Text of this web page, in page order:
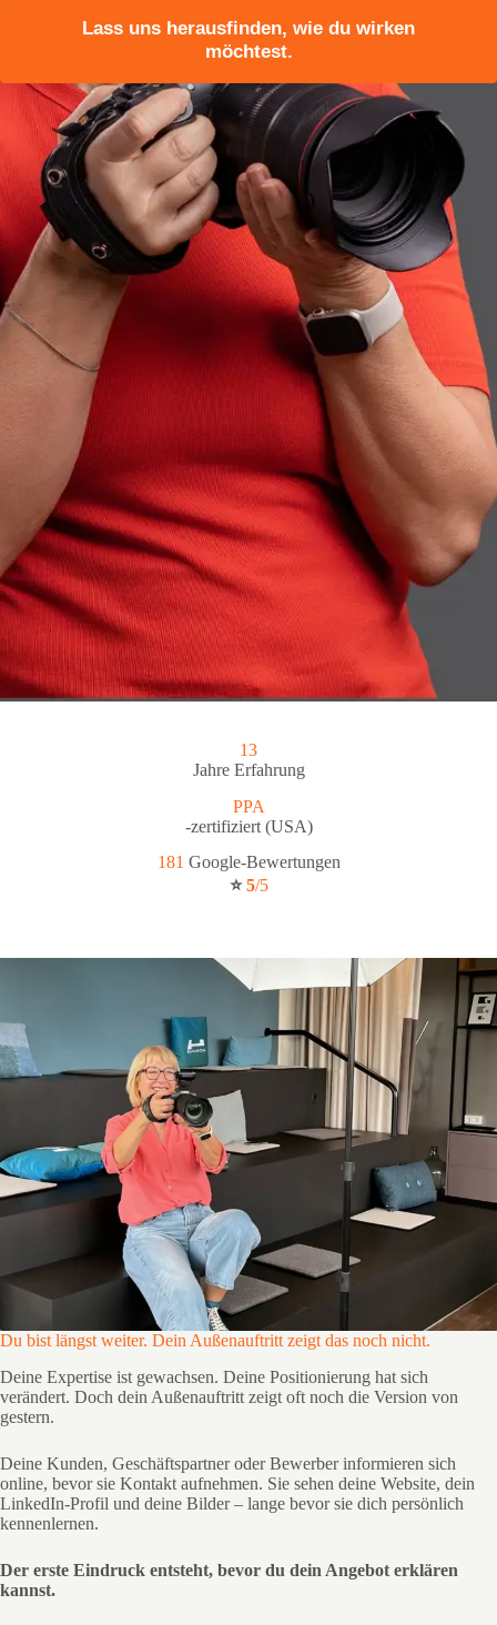
Lass uns herausfinden, wie du wirken
möchtest.
13
Jahre Erfahrung
PPA
-zertifiziert (USA)
181 Google-Bewertungen
⭐5/5
Du bist längst weiter. Dein Außenauftritt zeigt das noch nicht.
Deine Expertise ist gewachsen. Deine Positionierung hat sich
verändert. Doch dein Außenauftritt zeigt oft noch die Version von
gestern.
Deine Kunden, Geschäftspartner oder Bewerber informieren sich
online, bevor sie Kontakt aufnehmen. Sie sehen deine Website, dein
LinkedIn-Profil und deine Bilder – lange bevor sie dich persönlich
kennenlernen.
Der erste Eindruck entsteht, bevor du dein Angebot erklären
kannst.